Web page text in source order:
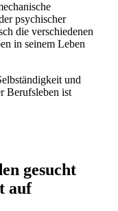
psychischer
die verschiedenen
in seinem Leben
und
Berufsleben ist
gesucht
auf